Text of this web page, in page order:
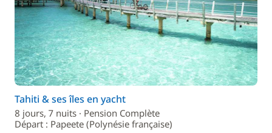
Tahiti & ses îles en yacht
8 jours, 7 nuits · Pension Complète
Départ : Papeete (Polynésie française)